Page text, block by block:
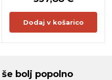
Dodaj v košarico
bolj popolno